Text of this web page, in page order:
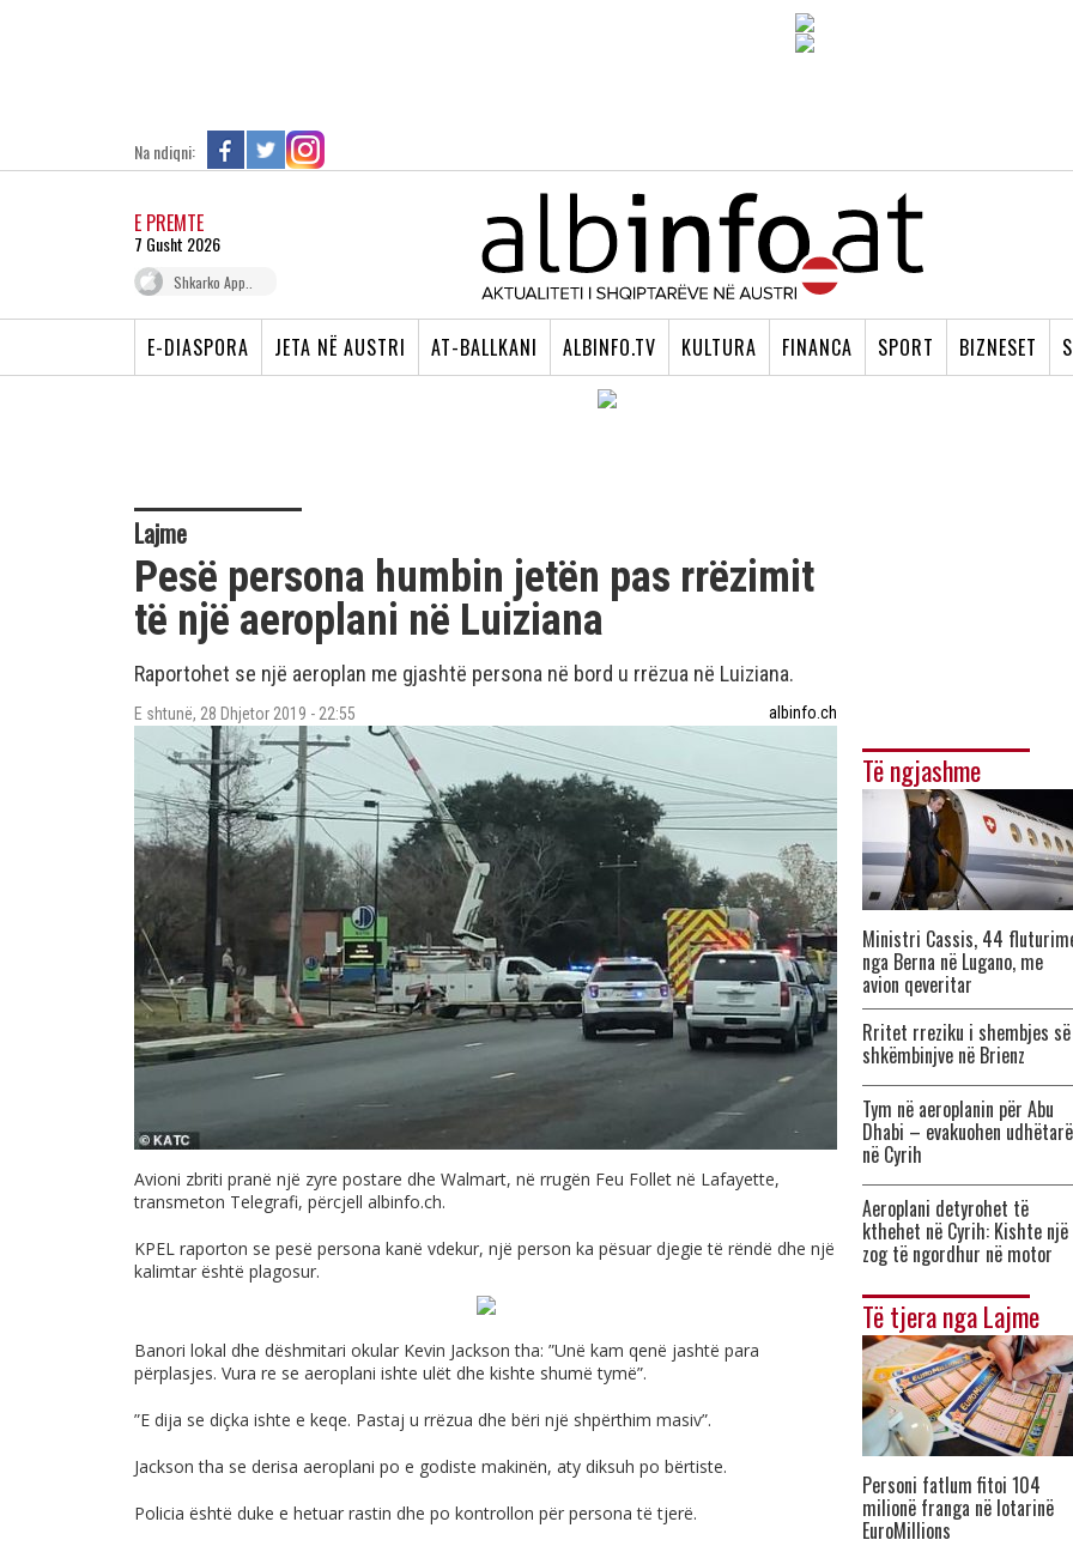
Na ndiqni:
E PREMTE
7 Gusht 2026
Shkarko App..
E-DIASPORA JETA NË AUSTRI AT-BALLKANI ALBINFO.TV KULTURA FINANCA SPORT BIZNESET
Lajme
Pesë persona humbin jetën pas rrëzimit
të një aeroplani në Luiziana
Raportohet se një aeroplan me gjashtë persona në bord u rrëzua në Luiziana.
E shtunë, 28 Dhjetor 2019 - 22:55 albinfo.ch
Avioni zbriti pranë një zyre postare dhe Walmart, në rrugën Feu Follet në Lafayette,
transmeton Telegrafi, përcjell albinfo.ch.
KPEL raporton se pesë persona kanë vdekur, një person ka pësuar djegie të rëndë dhe një
kalimtar është plagosur.
Banori lokal dhe dëshmitari okular Kevin Jackson tha: ”Unë kam qenë jashtë para
përplasjes. Vura re se aeroplani ishte ulët dhe kishte shumë tymë”.
”E dija se diçka ishte e keqe. Pastaj u rrëzua dhe bëri një shpërthim masiv”.
Jackson tha se derisa aeroplani po e godiste makinën, aty diksuh po bërtiste.
Policia është duke e hetuar rastin dhe po kontrollon për persona të tjerë.
Të ngjashme
Ministri Cassis, 44
nga Berna në Lugano, me
avion qeveritar
Rritet rreziku i shembjes së
shkëmbinjve në Brienz
Tym në aeroplanin për Abu
Dhabi – evakuohen
në Cyrih
Aeroplani detyrohet të
kthehet në Cyrih: Kishte një
zog të ngordhur në motor
Të tjera nga Lajme
Personi fatlum fitoi 104
milionë franga në lotarinë
EuroMillions